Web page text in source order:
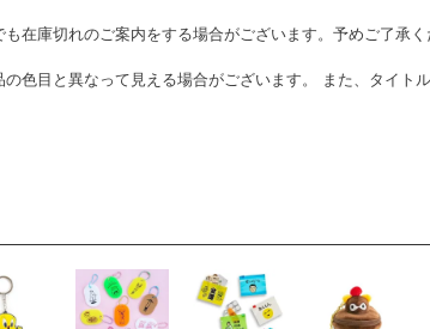
在庫切れのご案内をする場合がございます。予めご了承く
色目と異なって見える場合がございます。 また、タイト